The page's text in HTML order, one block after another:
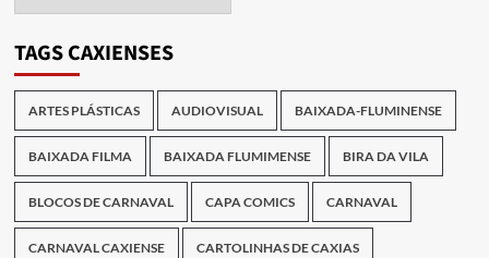
TAGS CAXIENSES
ARTES PLÁSTICAS AUDIOVISUAL BAIXADA-FLUMINENSE
BAIXADA FILMA BAIXADA FLUMIMENSE BIRA DA VILA
BLOCOS DE CARNAVAL CAPA COMICS CARNAVAL
CARNAVAL CAXIENSE CARTOLINHAS DE CAXIAS